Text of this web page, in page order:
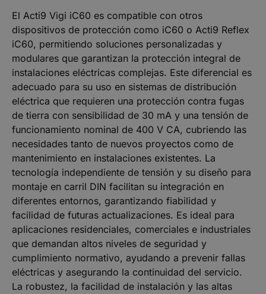
El Acti9 Vigi iC60 es compatible con otros
dispositivos de protección como iC60 o Acti9 Reflex
iC60, permitiendo soluciones personalizadas y
modulares que garantizan la protección integral de
instalaciones eléctricas complejas. Este diferencial es
adecuado para su uso en sistemas de distribución
eléctrica que requieren una protección contra fugas
de tierra con sensibilidad de 30 mA y una tensión de
funcionamiento nominal de 400 V CA, cubriendo las
necesidades tanto de nuevos proyectos como de
mantenimiento en instalaciones existentes. La
tecnología independiente de tensión y su diseño para
montaje en carril DIN facilitan su integración en
diferentes entornos, garantizando fiabilidad y
facilidad de futuras actualizaciones. Es ideal para
aplicaciones residenciales, comerciales e industriales
que demandan altos niveles de seguridad y
cumplimiento normativo, ayudando a prevenir fallas
eléctricas y asegurando la continuidad del servicio.
La robustez, la facilidad de instalación y las altas